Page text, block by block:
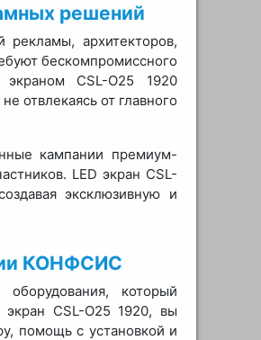
решений
архитекторов,
бескомпромиссного
CSL-O25 1920
отвлекаясь от главного
кампании премиум-
LED экран CSL-
эксклюзивную и
КОНФСИС
который
CSL-O25 1920, вы
помощь с установкой и